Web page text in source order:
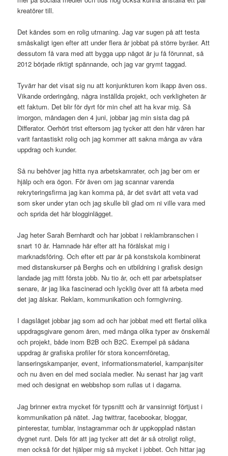
kreatörer till.
Det kändes som en rolig utmaning. Jag var sugen på att testa
småskaligt igen efter att under flera år jobbat på större byråer. Att
dessutom få vara med att bygga upp något är ju få förunnat, så
2012 började riktigt spännande, och jag var grymt taggad.
Tyvärr har det visat sig nu att konjunkturen kom ikapp även oss.
Vikande orderingång, några inställda projekt, och verkligheten är
ett faktum. Det blir för dyrt för min chef att ha kvar mig. Så
imorgon, måndagen den 4 juni, jobbar jag min sista dag på
Differator. Oerhört trist eftersom jag tycker att den här våren har
varit fantastiskt rolig och jag kommer att sakna många av våra
uppdrag och kunder.
Så nu behöver jag hitta nya arbetskamrater, och jag ber om er
hjälp och era ögon. För även om jag scannar varenda
rekryteringsfirma jag kan komma på, är det svårt att veta vad
som sker under ytan och jag skulle bli glad om ni ville vara med
och sprida det här blogginlägget.
Jag heter Sarah Bernhardt och har jobbat i reklambranschen i
snart 10 år. Hamnade här efter att ha förälskat mig i
marknadsföring. Och efter ett par år på konstskola kombinerat
med distanskurser på Berghs och en utbildning i grafisk design
landade jag mitt första jobb. Nu tio år, och ett par arbetsplatser
senare, är jag lika fascinerad och lycklig över att få arbeta med
det jag älskar. Reklam, kommunikation och formgivning.
I dagsläget jobbar jag som ad och har jobbat med ett flertal olika
uppdragsgivare genom åren, med många olika typer av önskemål
och projekt, både inom B2B och B2C. Exempel på sådana
uppdrag är grafiska profiler för stora koncernföretag,
lanseringskampanjer, event, informationsmateriel, kampanjsiter
och nu även en del med sociala medier. Nu senast har jag varit
med och designat en webbshop som rullas ut i dagarna.
Jag brinner extra mycket för typsnitt och är vansinnigt förtjust i
kommunikation på nätet. Jag twittrar, facebookar, bloggar,
pinterestar, tumblar, instagrammar och är uppkopplad nästan
dygnet runt. Dels för att jag tycker att det är så otroligt roligt,
men också för det hjälper mig så mycket i jobbet. Och hittar jag